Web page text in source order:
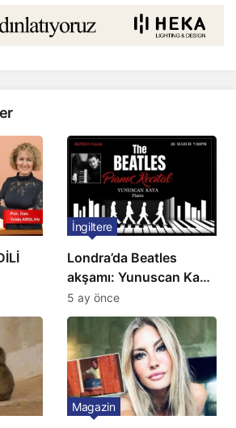
Londra’da Beatles
akşamı: Yunuscan Kaya
klasik yorumuyla
sahnede
İngiltere
5 ay önce
Magazin